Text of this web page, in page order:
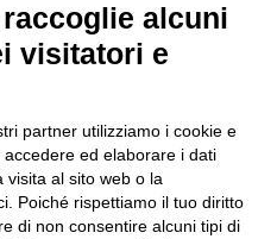
alcuni
visitatori e
partner utilizziamo i cookie e
ed elaborare i dati
visita al sito web o la
Poiché rispettiamo il tuo diritto
di non consentire alcuni tipi di